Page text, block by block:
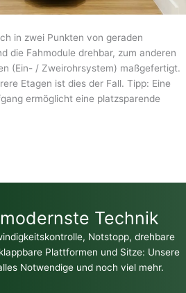
in zwei Punkten von geraden
die Fahmodule drehbar, zum anderen
(Ein- / Zweirohrsystem) maßgefertigt.
Etagen ist dies der Fall. Tipp: Eine
ermöglicht eine platzsparende
Technik
Notstopp, drehbare
Plattformen und Sitze: Unsere
Notwendige und noch viel mehr.